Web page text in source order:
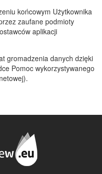
końcowym Użytkownika
zaufane podmioty
aplikacji
gromadzenia danych dzięki
Pomoc wykorzystywanego